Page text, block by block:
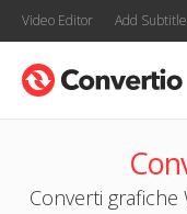
Video Editor Add
Converti grafiche